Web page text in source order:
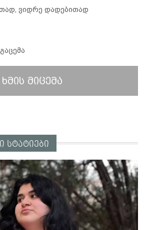
ვიდრე დადებითად
ხმის მიცემა
სტატიები